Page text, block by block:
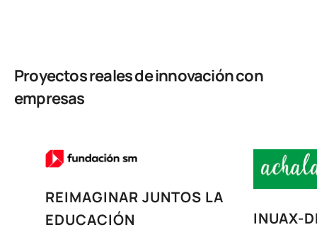
Proyectos reales de innovación con
empresas
REIMAGINAR JUNTOS LA
EDUCACIÓN
INUAX-